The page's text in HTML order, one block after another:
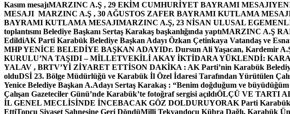
Kasım mesajıMARZINC A.Ş , 29 EKİM CUMHURİYET BAYRAMI MESAJI
MESAJI MARZINC A.Ş , 30 AĞUSTOS ZAFER BAYRAMI KUTLAMA
BAYRAMI KUTLAMA MESAJIMARZINC A.Ş, 23 NİSAN ULUSAL
toplantısını Belediye Başkanı Sertaş Karakaş başkanlığında yaptıMARZINC A.Ş
EdildiAK Parti Karabük Belediye Başkan Adayı Özkan Çetinkaya Vatandaş ve
MHP YENİCE BELEDİYE BAŞKAN ADAYIDr. Dursun Ali Yaşacan, Kardemir
KURULU’NA TAŞIDI – MİLLETVEKİLİ AKAY İKTİDARA YÜKLENDİ:
YALAV , BRTV’Yİ ZİYARET ETTİSON DAKİKA : AK Parti’nin Karabük
olduDSİ 23. Bölge Müdürlüğü ve Karabük İl Özel İdaresi Tarafından Yürütülen
Yenice Belediye Başkan A.Adayı Sertaş Karakaş : “Benim doğduğum ve
Çalışan Gazeteciler Günü’nde Karabük’te fotoğraf sergisi açıldıÖLÇÜ VE TARTI
İL GENEL MECLİSİNDE İNCEBACAK GÖZ DOLDURUYORAK Parti
EttiTopçu Siyaset Sahnesine Geri DöndüMilli Tekvandocu Kübra Dağlı, Karabük